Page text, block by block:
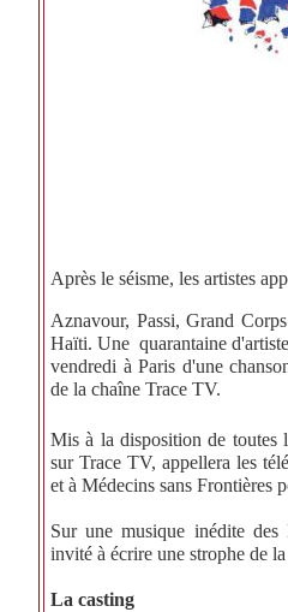
Après le séisme, les artistes
Aznavour, Passi, Grand
Haïti. Une quarantaine
vendredi à Paris d'une
de la chaîne Trace TV.
Mis à la disposition de toutes
sur Trace TV, appellera les
et à Médecins sans Frontières
Sur une musique inédite
invité à écrire une strophe de
La casting